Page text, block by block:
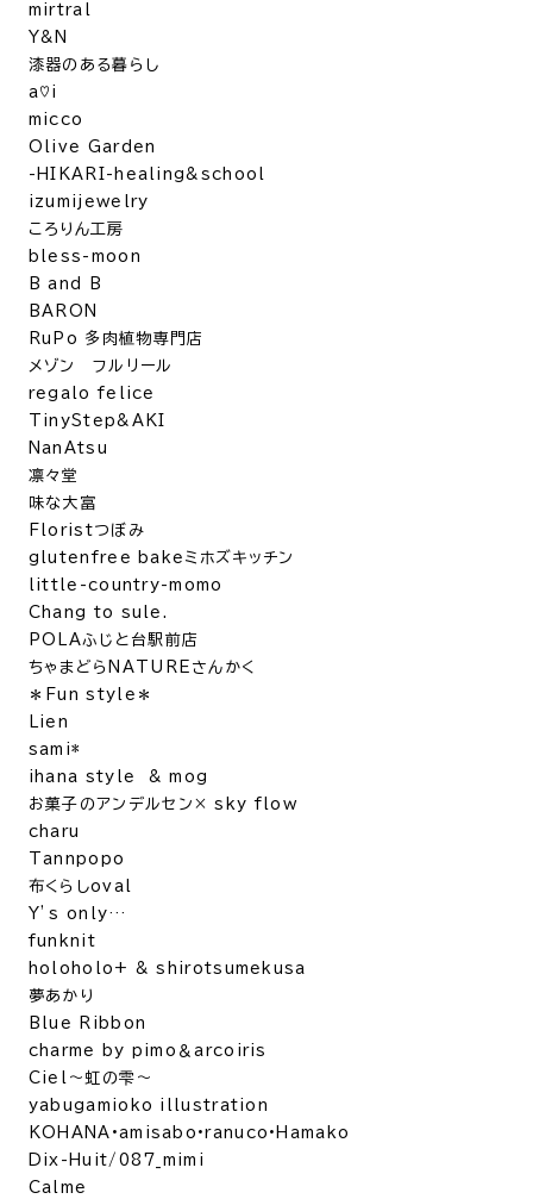
mirtral
Y&N
漆器のある暮らし
a♡i
micco
Olive Garden
-HIKARI-healing&school
izumijewelry
ころりん工房
bless-moon
B and B
BARON
RuPo 多肉植物専門店
メゾン フルリール
regalo felice
TinyStep&AKI
NanAtsu
凛々堂
味な大富
Floristつぼみ
glutenfree bakeミホズキッチン
little-country-momo
Chang to sule.
POLAふじと台駅前店
ちゃまどらNATUREさんかく
＊Fun style＊
Lien
sami*
ihana style & mog
お菓子のアンデルセン× sky flow
charu
Tannpopo
布くらしoval
Y’s only…
funknit
holoholo+ & shirotsumekusa
夢あかり
Blue Ribbon
charme by pimo＆arcoiris
Ciel～虹の雫～
yabugamioko illustration
KOHANA•amisabo•ranuco•Hamako
Dix-Huit/087_mimi
Calme